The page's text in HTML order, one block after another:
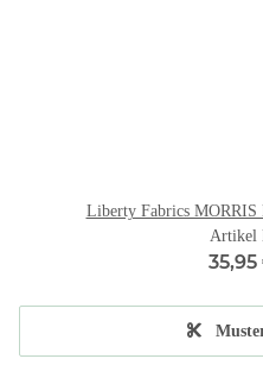
Liberty Fabrics
Artikel